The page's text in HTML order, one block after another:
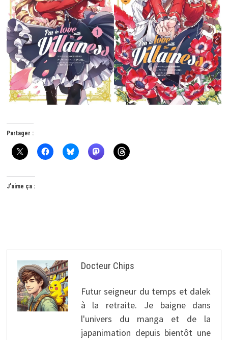
Partager :
J’aime ça :
Docteur Chips
Futur seigneur du temps et dalek
à la retraite. Je baigne dans
l'univers du manga et de la
japanimation depuis bientôt une